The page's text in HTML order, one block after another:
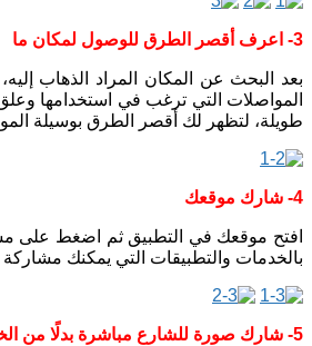
3- اعرف أقصر الطرق للوصول لمكان ما
بعد البحث عن المكان المراد الذهاب
المواصلات التي ترغب في استخدامها
طويلة، لتظهر لك أقصر الطرق بوسيلة
4- شارك موقعك
افتح موقعك في التطبيق ثم اضغط على
بالخدمات والتطبيقات التي يمكنك
5- شارك صورة للشارع مباشرة بدلًا من الخريطة